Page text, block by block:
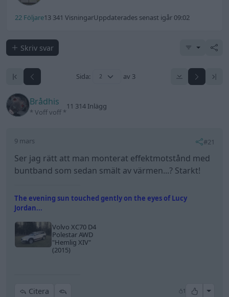
22 Följare13 341 VisningarUppdaterades senast igår 09:02
Skriv svar
Sida: av 3
Brådhis
* Voff voff *
11 314 Inlägg
9 mars #21
Ser jag rätt att man monterat effektmotstånd med
buntband som sedan smält av värmen...? Starkt!
The evening sun touched gently on the eyes of Lucy
Jordan...
Volvo XC70 D4
Polestar AWD
"Hemlig XIV"
(2015)
Citera 1 All